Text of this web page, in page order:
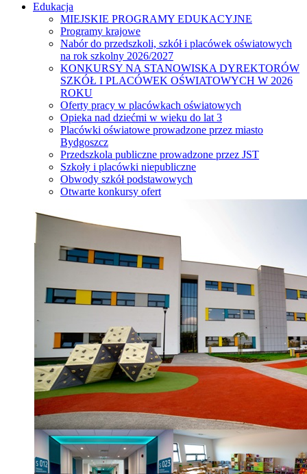
Edukacja
MIEJSKIE PROGRAMY EDUKACYJNE
Programy krajowe
Nabór do przedszkoli, szkół i placówek oświatowych
na rok szkolny 2026/2027
KONKURSY NA STANOWISKA DYREKTORÓW
SZKÓŁ I PLACÓWEK OŚWIATOWYCH W 2026
ROKU
Oferty pracy w placówkach oświatowych
Opieka nad dziećmi w wieku do lat 3
Placówki oświatowe prowadzone przez miasto
Bydgoszcz
Przedszkola publiczne prowadzone przez JST
Szkoły i placówki niepubliczne
Obwody szkół podstawowych
Otwarte konkursy ofert